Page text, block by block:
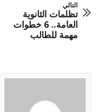
التالي
تظلمات الثانوية
العامة.. 6 خطوات
مهمة للطالب